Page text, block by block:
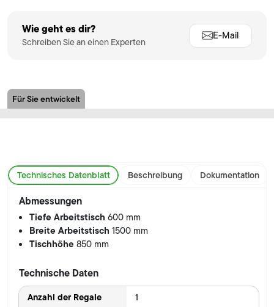
Wie geht es dir?
Schreiben Sie an einen Experten
E-Mail
Für Sie entwickelt
Technisches Datenblatt Beschreibung Dokumentation
Abmessungen
Tiefe Arbeitstisch600 mm
Breite Arbeitstisch1500 mm
Tischhöhe850 mm
Technische Daten
Anzahl der Regale 1